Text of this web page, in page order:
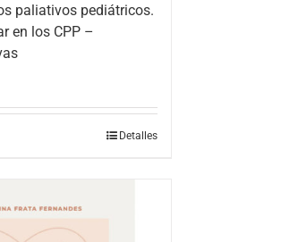
paliativos pediátricos.
en los CPP –
Detalles